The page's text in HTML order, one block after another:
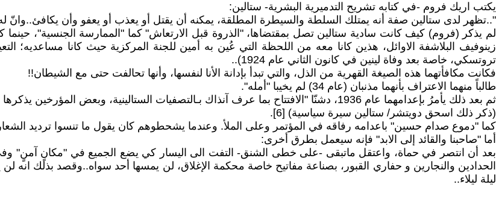
يكتب اريك فروم -في كتابه تشريح التدميرية البشرية- ستالين:
"..تظهر لدى ستالين صفة أنه يمتلك السلطة والسيطرة المطلقة، يمكنه أن يقتل أو يعذب أو يعفو وأن يكافئ..وانّ له
لم يذكر (فروم) كيف كانت سادية ستالين تصل بمقتضاها، "الذروة قبل الارتعاش" كما "الممارسة الجنسية"،
زينوفيف البلاشفة الاوائل، هذين كانا معه من اللحظة التي عُين به أمين للجنة المركزية حيث كانا مساعديه؛
تروتسكي، خاصة بعد وفاة لينين في كانون الثاني عام 1924)..
فكانت مكافأتهما هذه الصيغة القهرية من الذل، والتي تبدأ بإدانة الأنا لنفسها، وأنها تحالفت حتى مع الشيطان!!
طالباً منهما الاعتراف بأنهما مذنبان (عام 34) لم يخيبا "أمله".
ثم بعد ذلك يأمرُ بإعدامهما عام 1936، دشنّا "الافتتاح بما عرف آنذاك بـالتصفيات الستالينية، وبعض المؤرخين يذكرها التطهيرات الستالينية.
(ذكر ذلك اسحق دويتشر/ ستالين سيرة سياسية) [6].
كما "دموع صدام حسين" باعدامه رفاقه في المؤتمر وعلى الملأ. وعندما يشحطوهم كان يقول ما تنسوا ترديد
أما "صاحبنا والقائد إلى الابد" فإنه سيعمل بطرق أخرى:
بعد أن انتصر في حماة، واعتقل ماتبقى -على خطى الشنق- التفت الى اليسار كي يضع الجميع في "مكانٍ آمنٍ"
الحدادين والنجارين و حفاري القبور، بصناعة مفاتيح خاصة محكمة الإغلاق، لن يمسها أحد سواه..وقصد بذلك
ليلة ليلاء..